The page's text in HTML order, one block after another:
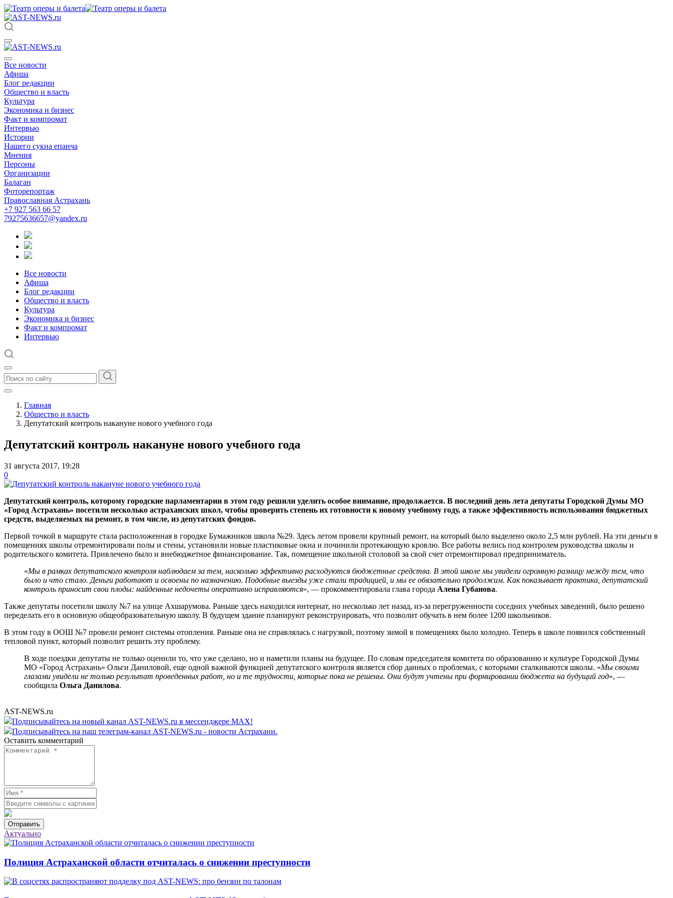
Все новости
Афиша
Блог редакции
Общество и власть
Культура
Экономика и бизнес
Факт и компромат
Интервью
Истории
Нашего сукна епанча
Мнения
Персоны
Организации
Балаган
Фоторепортаж
Православная Астрахань
+7 927 563 66 57
79275636657@yandex.ru
Все новости
Афиша
Блог редакции
Общество и власть
Культура
Экономика и бизнес
Факт и компромат
Интервью
Главная
Общество и власть
Депутатский контроль накануне нового учебного года
Депутатский контроль накануне нового учебного года
31 августа 2017, 19:28
0
Депутатский контроль, которому городские парламентарии в этом году решили уделить особое внимание, продолжается. В последний день лета депутаты Городской Думы МО
«Город Астрахань» посетили несколько астраханских школ, чтобы проверить степень их готовности к новому учебному году, а также эффективность использования бюджетных
средств, выделяемых на ремонт, в том числе, из депутатских фондов.
Первой точкой в маршруте стала расположенная в городке Бумажников школа №29. Здесь летом провели крупный ремонт, на который было выделено около 2,5 млн рублей. На эти деньги в
помещениях школы отремонтировали полы и стены, установили новые пластиковые окна и починили протекающую кровлю. Все работы велись под контролем руководства школы и
родительского комитета. Привлечено было и внебюджетное финансирование. Так, помещение школьной столовой за свой счет отремонтировал предприниматель.
«Мы в рамках депутатского контроля наблюдаем за тем, насколько эффективно расходуются бюджетные средства. В этой школе мы увидели огромную разницу между тем, что
было и что стало. Деньги работают и освоены по назначению. Подобные выезды уже стали традицией, и мы ее обязательно продолжим. Как показывает практика, депутатский
контроль приносит свои плоды: найденные недочеты оперативно исправляются», — прокомментировала глава города Алена Губанова.
Также депутаты посетили школу №7 на улице Ахшарумова. Раньше здесь находился интернат, но несколько лет назад, из-за перегруженности соседних учебных заведений, было решено
переделать его в основную общеобразовательную школу. В будущем здание планируют реконструировать, что позволит обучать в нем более 1200 школьников.
В этом году в ООШ №7 провели ремонт системы отопления. Раньше она не справлялась с нагрузкой, поэтому зимой в помещениях было холодно. Теперь в школе появился собственный
тепловой пункт, который позволит решить эту проблему.
В ходе поездки депутаты не только оценили то, что уже сделано, но и наметили планы на будущее. По словам председателя комитета по образованию и культуре Городской Думы
МО «Город Астрахань» Ольги Даниловой, еще одной важной функцией депутатского контроля является сбор данных о проблемах, с которыми сталкиваются школы. «Мы своими
глазами увидели не только результат проведенных работ, но и те трудности, которые пока не решены. Они будут учтены при формировании бюджета на будущий год», —
сообщила Ольга Данилова.
AST-NEWS.ru
Подписывайтесь на новый канал AST-NEWS.ru в мессенджере MAX!
Подписывайтесь на наш телеграм-канал AST-NEWS.ru - новости Астрахани.
Оставить комментарий
Отправить
Актуально
Полиция Астраханской области отчиталась о снижении преступности